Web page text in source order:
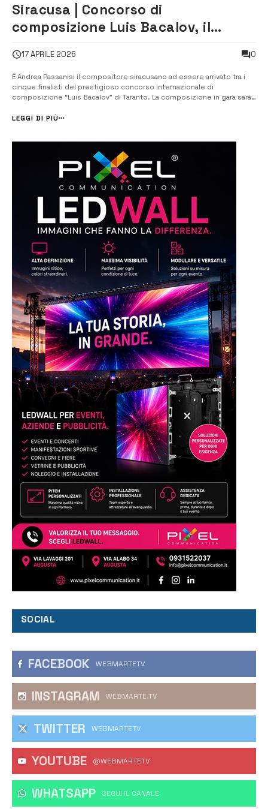
Siracusa | Concorso di
composizione Luis Bacalov, il
cinque finalisti
17 APRILE 2026 0
È Andrea Passanisi il compositore siracusano ad essere arrivato tra i
cinque finalisti del prestigioso concorso internazionale di
composizione “Luis Bacalov” di Taranto. La composizione in gara sarà
dall’ orchestra Ico della Magna Grecia, in collaborazione con l&#8...
LEGGI DI PIÙ
SOCIAL
FACEBOOK WEBMARTETV
INSTAGRAM WEBMARTE.TV
TWITTER WEBMARTETV
YOUTUBE @WEBMARTETV
WHATSAPP ‎SEGUI IL CANALE